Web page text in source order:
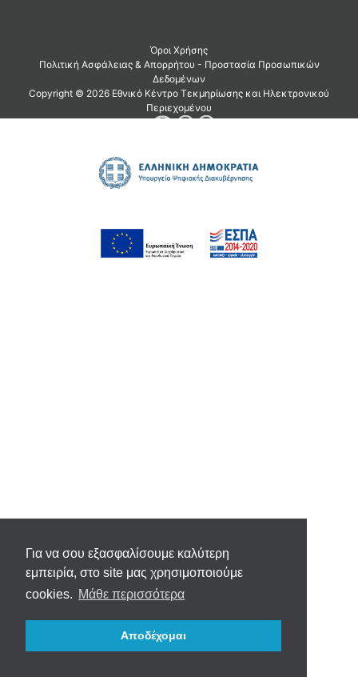
Για να σου εξασφαλίσουμε καλύτερη
εμπειρία, στο site μας χρησιμοποιούμε
cookies. Μάθε περισσότερα
Αποδέχομαι